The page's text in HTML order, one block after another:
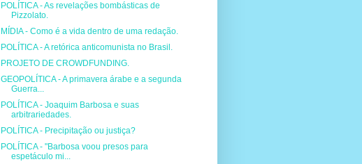
POLÍTICA - As revelações bombásticas de
Pizzolato.
MÍDIA - Como é a vida dentro de uma redação.
POLÍTICA - A retórica anticomunista no Brasil.
PROJETO DE CROWDFUNDING.
GEOPOLÍTICA - A primavera árabe e a segunda
Guerra...
POLÍTICA - Joaquim Barbosa e suas
arbitrariedades.
POLÍTICA - Precipitação ou justiça?
POLÍTICA - "Barbosa voou presos para
espetáculo mi...